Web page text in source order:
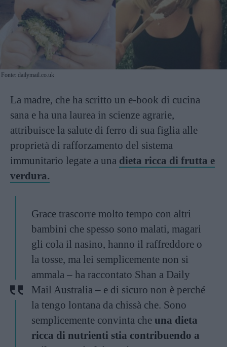
Fonte: dailymail.co.uk
La madre, che ha scritto un e-book di cucina
sana e ha una laurea in scienze agrarie,
attribuisce la salute di ferro di sua figlia alle
proprietà di rafforzamento del sistema
immunitario legate a una dieta ricca di frutta e
verdura.
Grace trascorre molto tempo con altri
bambini che spesso sono malati, magari
gli cola il nasino, hanno il raffreddore o
la tosse, ma lei semplicemente non si
ammala – ha raccontato Shan a Daily
Mail Australia – e di sicuro non è perché
la tengo lontana da chissà che. Sono
semplicemente convinta che una dieta
ricca di nutrienti stia contribuendo a